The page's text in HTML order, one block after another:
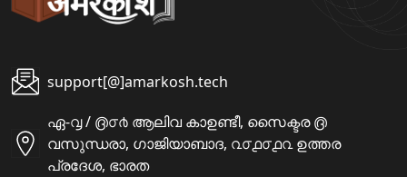
support[@]amarkosh.tech
ഏ-൮ / ൫൦൪ ആലിവ കാഉണ്ടീ, സൈക്ടര ൫
വസുന്ധരാ, ഗാജിയാബാദ, ൨൦൧൦൧൨ ഉത്തര
പ്രദേശ, ഭാരത